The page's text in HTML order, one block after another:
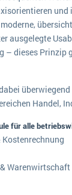
in Ihrem
ERP-SOFTWARE
ausgelegte
– dieses Prinzip
Handel,
für alle
Warenwirtschaft